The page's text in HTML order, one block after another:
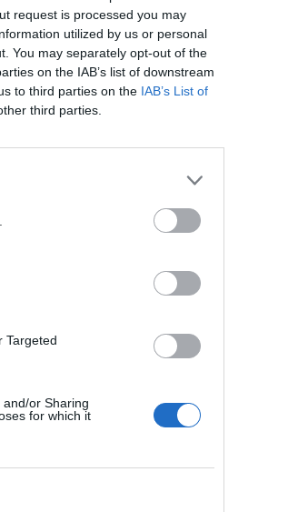
request is processed you may
utilized by us or personal
You may separately opt-out of the
on the IAB’s list of downstream
to third parties on the IAB’s List of
third parties.
Targeted
or Sharing
for which it
vozidla VW
do hornatého
Obec Milín,
sbor
výzbroje
a další
na